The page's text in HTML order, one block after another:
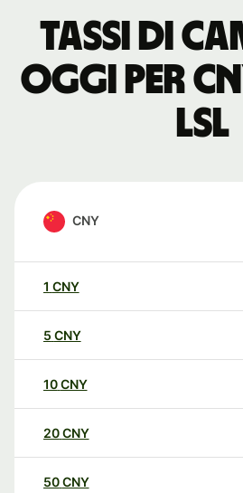
Tassi di
oggi per
LSL
CNY
1 CNY
5 CNY
10CNY
20CNY
50CNY